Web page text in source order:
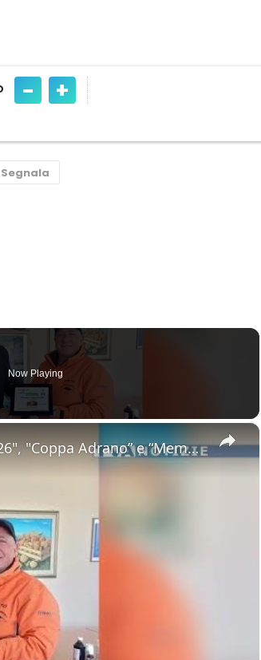
- +
Segnala
Now Playing
×
Sci. A Piancavallo le gare di "Coppa Sicilia 2026", "Coppa Adrano” e “Memorial Pippo Maccarrone". O